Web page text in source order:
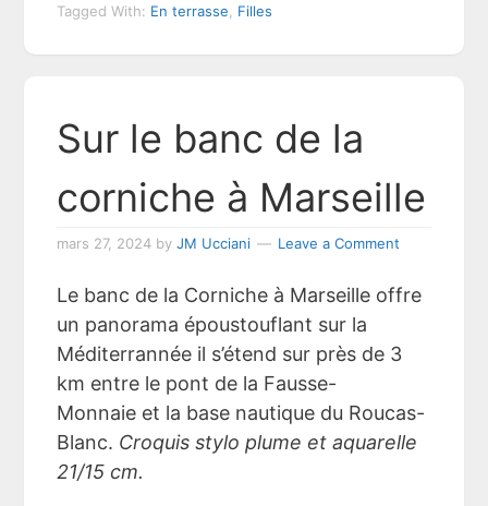
Tagged With: En terrasse Filles
Sur le banc de la
corniche à Marseille
mars 27, 2024 byJM Ucciani Leave a Comment
Le banc de la Corniche à Marseille offre
un panorama époustouflant sur la
Méditerrannée il s’étend sur près de 3
km entre le pont de la Fausse-
Monnaie et la base nautique du Roucas-
Blanc. Croquis stylo plume et aquarelle
21/15 cm.